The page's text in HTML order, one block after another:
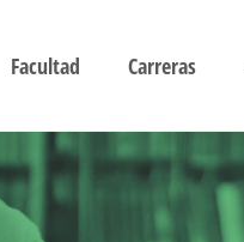
Facultad Carreras